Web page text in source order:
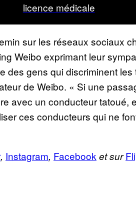
licence médicale
sur les réseaux sociaux
Weibo exprimant leur
des gens qui discriminent
de Weibo. « Si une
avec un conducteur tatoué,
ces conducteurs qui ne
, Instagram, Facebook et sur